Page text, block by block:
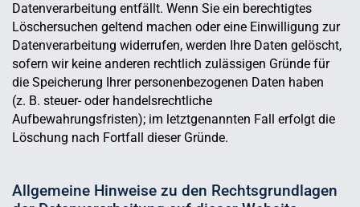
Datenverarbeitung entfällt. Wenn Sie ein berechtigtes
Löschersuchen geltend machen oder eine Einwilligung zur
Datenverarbeitung widerrufen, werden Ihre Daten gelöscht,
sofern wir keine anderen rechtlich zulässigen Gründe für
die Speicherung Ihrer personenbezogenen Daten haben
(z. B. steuer- oder handelsrechtliche
Aufbewahrungsfristen); im letztgenannten Fall erfolgt die
Löschung nach Fortfall dieser Gründe.
Allgemeine Hinweise zu den Rechtsgrundlagen